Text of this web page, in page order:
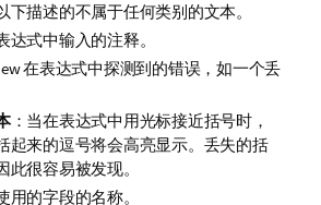
下描述的不属于任何类别的文本。
达式中输入的注释。
在表达式中探测到的错误，如一个丢
：当在表达式中用光标接近括号时，
起来的逗号将会高亮显示。丢失的括
此很容易被发现。
用的字段的名称。